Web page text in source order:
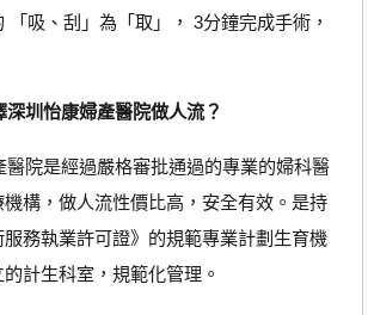
「吸、刮」為「取」， 3分鐘完成手術，
深圳怡康婦產醫院做人流？
是經過嚴格審批通過的專業的婦科醫
構，做人流性價比高，安全有效。是持
務執業許可證》的規範專業計劃生育機
計生科室，規範化管理。